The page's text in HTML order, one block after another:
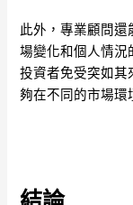
此外，專業顧問還
場變化和個人情況
投資者免受突如其
夠在不同的市場環